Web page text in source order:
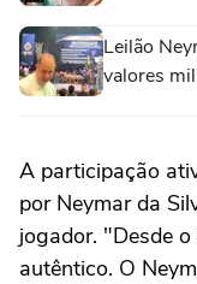
Leilão
valores
A participação
por Neymar da
jogador. "Desde
autêntico. O